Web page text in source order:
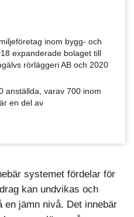
inom bygg- och
expanderade bolaget till
rörläggeri AB och 2020
anställda, varav 700 inom
en del av
systemet fördelar för
kan undvikas och
en jämn nivå. Det innebär